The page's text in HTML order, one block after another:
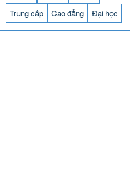
Trung cấp
Cao đẳng Đại học